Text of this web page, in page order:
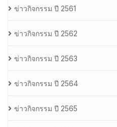
ข่าวกิจกรรม ปี 2561
ข่าวกิจกรรม ปี 2562
ข่าวกิจกรรม ปี 2563
ข่าวกิจกรรม ปี 2564
ข่าวกิจกรรม ปี 2565